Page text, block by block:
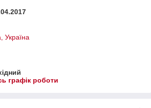
Україна
графік роботи